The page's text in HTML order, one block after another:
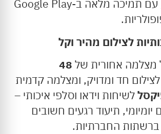
ואינטואיטיבי, עם תמיכה מלאה ב-Google Play
לצילום מהיר וקל
מצלמה אחורית של 48
לצילום חד ומדויק, ומצלמה קדמית
לשיחות וידאו וסלפי איכותי –
יומיומי, תיעוד רגעים חשובים
ברשתות החברתיות.